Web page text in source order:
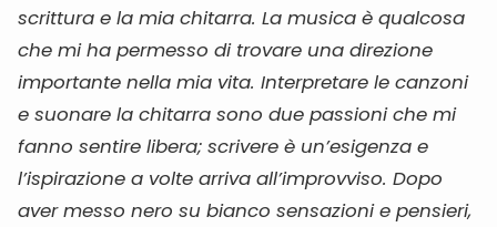
scrittura e la mia chitarra. La musica è qualcosa
che mi ha permesso di trovare una direzione
importante nella mia vita. Interpretare le canzoni
e suonare la chitarra sono due passioni che mi
fanno sentire libera; scrivere è un’esigenza e
l’ispirazione a volte arriva all’improvviso. Dopo
aver messo nero su bianco sensazioni e pensieri,